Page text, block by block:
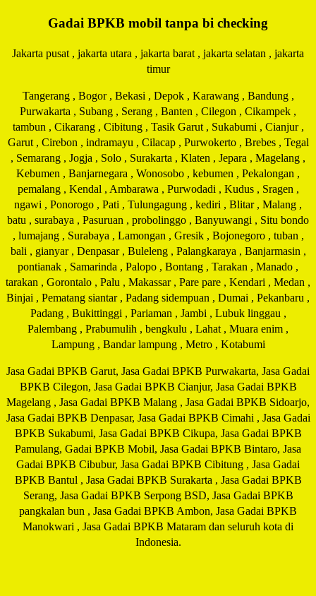
Gadai BPKB mobil tanpa bi checking
Jakarta pusat , jakarta utara , jakarta barat , jakarta selatan , jakarta
timur
Tangerang , Bogor , Bekasi , Depok , Karawang , Bandung ,
Purwakarta , Subang , Serang , Banten , Cilegon , Cikampek ,
tambun , Cikarang , Cibitung , Tasik Garut , Sukabumi , Cianjur ,
Garut , Cirebon , indramayu , Cilacap , Purwokerto , Brebes , Tegal
, Semarang , Jogja , Solo , Surakarta , Klaten , Jepara , Magelang ,
Kebumen , Banjarnegara , Wonosobo , kebumen , Pekalongan ,
pemalang , Kendal , Ambarawa , Purwodadi , Kudus , Sragen ,
ngawi , Ponorogo , Pati , Tulungagung , kediri , Blitar , Malang ,
batu , surabaya , Pasuruan , probolinggo , Banyuwangi , Situ bondo
, lumajang , Surabaya , Lamongan , Gresik , Bojonegoro , tuban ,
bali , gianyar , Denpasar , Buleleng , Palangkaraya , Banjarmasin ,
pontianak , Samarinda , Palopo , Bontang , Tarakan , Manado ,
tarakan , Gorontalo , Palu , Makassar , Pare pare , Kendari , Medan ,
Binjai , Pematang siantar , Padang sidempuan , Dumai , Pekanbaru ,
Padang , Bukittinggi , Pariaman , Jambi , Lubuk linggau ,
Palembang , Prabumulih , bengkulu , Lahat , Muara enim ,
Lampung , Bandar lampung , Metro , Kotabumi
Jasa Gadai BPKB Garut, Jasa Gadai BPKB Purwakarta, Jasa Gadai
BPKB Cilegon, Jasa Gadai BPKB Cianjur, Jasa Gadai BPKB
Magelang , Jasa Gadai BPKB Malang , Jasa Gadai BPKB Sidoarjo,
Jasa Gadai BPKB Denpasar, Jasa Gadai BPKB Cimahi , Jasa Gadai
BPKB Sukabumi, Jasa Gadai BPKB Cikupa, Jasa Gadai BPKB
Pamulang, Gadai BPKB Mobil, Jasa Gadai BPKB Bintaro, Jasa
Gadai BPKB Cibubur, Jasa Gadai BPKB Cibitung , Jasa Gadai
BPKB Bantul , Jasa Gadai BPKB Surakarta , Jasa Gadai BPKB
Serang, Jasa Gadai BPKB Serpong BSD, Jasa Gadai BPKB
pangkalan bun , Jasa Gadai BPKB Ambon, Jasa Gadai BPKB
Manokwari , Jasa Gadai BPKB Mataram dan seluruh kota di
Indonesia.